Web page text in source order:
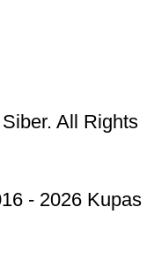
All Rights
- 2026 Kupas